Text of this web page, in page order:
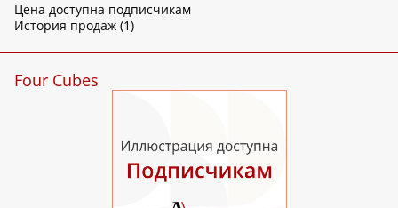
Цена доступна подписчикам
История продаж (1)
Four Cubes